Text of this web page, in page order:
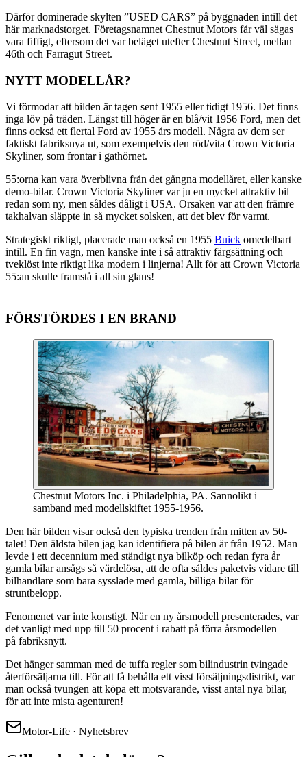
Därför dominerade skylten ”USED CARS” på byggnaden intill det
här marknadstorget. Företagsnamnet Chestnut Motors får väl sägas
vara fiffigt, eftersom det var beläget utefter Chestnut Street, mellan
46th och Farragut Street.
NYTT MODELLÅR?
Vi förmodar att bilden är tagen sent 1955 eller tidigt 1956. Det finns
inga löv på träden. Längst till höger är en blå/vit 1956 Ford, men det
finns också ett flertal Ford av 1955 års modell. Några av dem ser
faktiskt fabriksnya ut, som exempelvis den röd/vita Crown Victoria
Skyliner, som frontar i gathörnet.
55:orna kan vara överblivna från det gångna modellåret, eller kanske
demo-bilar. Crown Victoria Skyliner var ju en mycket attraktiv bil
redan som ny, men såldes dåligt i USA. Orsaken var att den främre
takhalvan släppte in så mycket solsken, att det blev för varmt.
Strategiskt riktigt, placerade man också en 1955 Buick omedelbart
intill. En fin vagn, men kanske inte i så attraktiv färgsättning och
tveklöst inte riktigt lika modern i linjerna! Allt för att Crown Victoria
55:an skulle framstå i all sin glans!
FÖRSTÖRDES I EN BRAND
Chestnut Motors Inc. i Philadelphia, PA. Sannolikt i
samband med modellskiftet 1955-1956.
Den här bilden visar också den typiska trenden från mitten av 50-
talet! Den äldsta bilen jag kan identifiera på bilen är från 1952. Man
levde i ett decennium med ständigt nya bilköp och redan fyra år
gamla bilar ansågs så värdelösa, att de ofta såldes paketvis vidare till
bilhandlare som bara sysslade med gamla, billiga bilar för
struntbelopp.
Fenomenet var inte konstigt. När en ny årsmodell presenterades, var
det vanligt med upp till 50 procent i rabatt på förra årsmodellen —
på fabriksnytt.
Det hänger samman med de tuffa regler som bilindustrin tvingade
återförsäljarna till. För att få behålla ett visst försäljningsdistrikt, var
man också tvungen att köpa ett motsvarande, visst antal nya bilar,
för att inte mista agenturen!
Motor-Life · Nyhetsbrev